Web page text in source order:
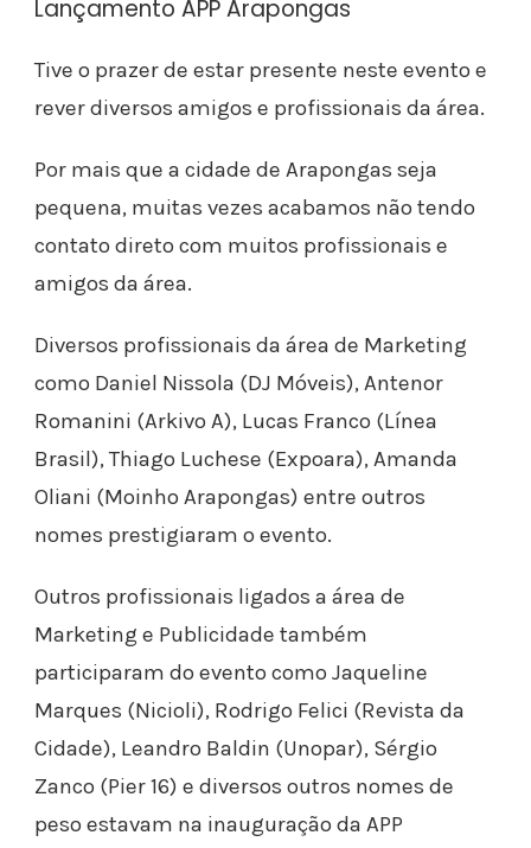
Lançamento APP Arapongas
Tive o prazer de estar presente neste evento e
rever diversos amigos e profissionais da área.
Por mais que a cidade de Arapongas seja
pequena, muitas vezes acabamos não tendo
contato direto com muitos profissionais e
amigos da área.
Diversos profissionais da área de Marketing
como Daniel Nissola (DJ Móveis), Antenor
Romanini (Arkivo A), Lucas Franco (Línea
Brasil), Thiago Luchese (Expoara), Amanda
Oliani (Moinho Arapongas) entre outros
nomes prestigiaram o evento.
Outros profissionais ligados a área de
Marketing e Publicidade também
participaram do evento comoJaqueline
Marques (Nicioli), Rodrigo Felici (Revista da
Cidade), Leandro Baldin (Unopar), Sérgio
Zanco (Pier 16) e diversos outros nomes de
peso estavam na inauguração da APP